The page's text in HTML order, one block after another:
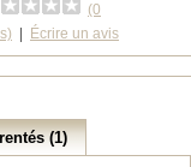
(0
Écrire un avis
(1)